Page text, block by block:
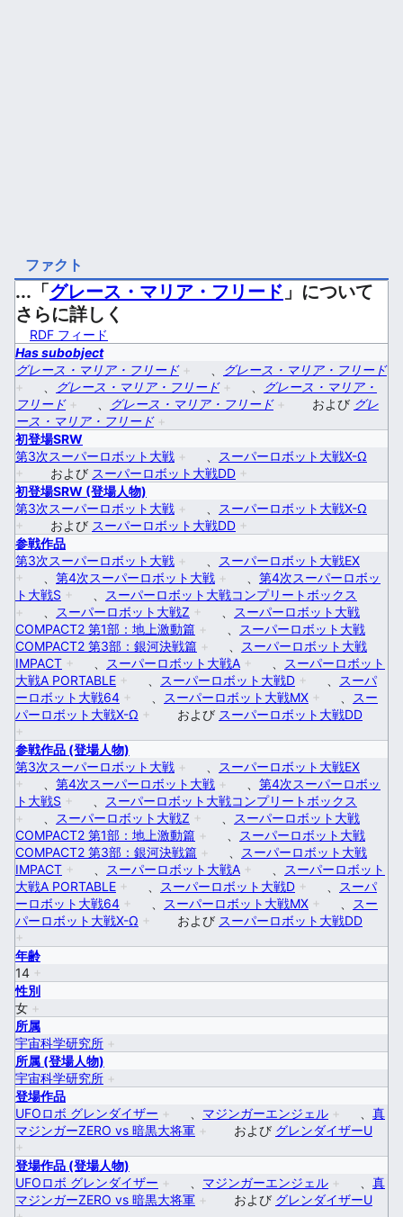
ファクト
...「グレース・マリア・フリード 」について
さらに詳しく
RDF フィード
Has subobject
グレース・マリア・フリード +
グレース・マリア・フリード
+
グレース・マリア・フリード +
グレース・マリア・
フリード + グレース・マリア・フリード + および グレ
ース・マリア・フリード +
初登場SRW
第3次スーパーロボット大戦 +
スーパーロボット大戦X-Ω
+
および スーパーロボット大戦DD +
初登場SRW (登場人物)
第3次スーパーロボット大戦 +
スーパーロボット大戦X-Ω
+
および スーパーロボット大戦DD +
参戦作品
第3次スーパーロボット大戦 +
スーパーロボット大戦EX
+
第4次スーパーロボット大戦 +
第4次スーパーロボッ
ト大戦S +
スーパーロボット大戦コンプリートボックス
+
スーパーロボット大戦Z +
スーパーロボット大戦
COMPACT2 第1部：地上激動篇 +
スーパーロボット大戦
COMPACT2 第3部：銀河決戦篇 +
スーパーロボット大戦
IMPACT + スーパーロボット大戦A +
スーパーロボット
大戦A PORTABLE + スーパーロボット大戦D +
スーパ
ーロボット大戦64 + スーパーロボット大戦MX +
スー
パーロボット大戦X-Ω + および スーパーロボット大戦DD
+
参戦作品 (登場人物)
第3次スーパーロボット大戦 +
スーパーロボット大戦EX
+
第4次スーパーロボット大戦 +
第4次スーパーロボッ
ト大戦S +
スーパーロボット大戦コンプリートボックス
+
スーパーロボット大戦Z +
スーパーロボット大戦
COMPACT2 第1部：地上激動篇 +
スーパーロボット大戦
COMPACT2 第3部：銀河決戦篇 +
スーパーロボット大戦
IMPACT + スーパーロボット大戦A +
スーパーロボット
大戦A PORTABLE + スーパーロボット大戦D +
スーパ
ーロボット大戦64 + スーパーロボット大戦MX +
スー
パーロボット大戦X-Ω + および スーパーロボット大戦DD
+
年齢
14 +
性別
女 +
所属
宇宙科学研究所 +
所属 (登場人物)
宇宙科学研究所 +
登場作品
UFOロボ グレンダイザー + マジンガーエンジェル +
真
マジンガーZERO vs 暗黒大将軍 + および グレンダイザーU
+
登場作品 (登場人物)
UFOロボ グレンダイザー + マジンガーエンジェル +
真
マジンガーZERO vs 暗黒大将軍 + および グレンダイザーU